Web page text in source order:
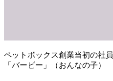
ペットボックス創業当初の社員
「バービー」（おんなの子）